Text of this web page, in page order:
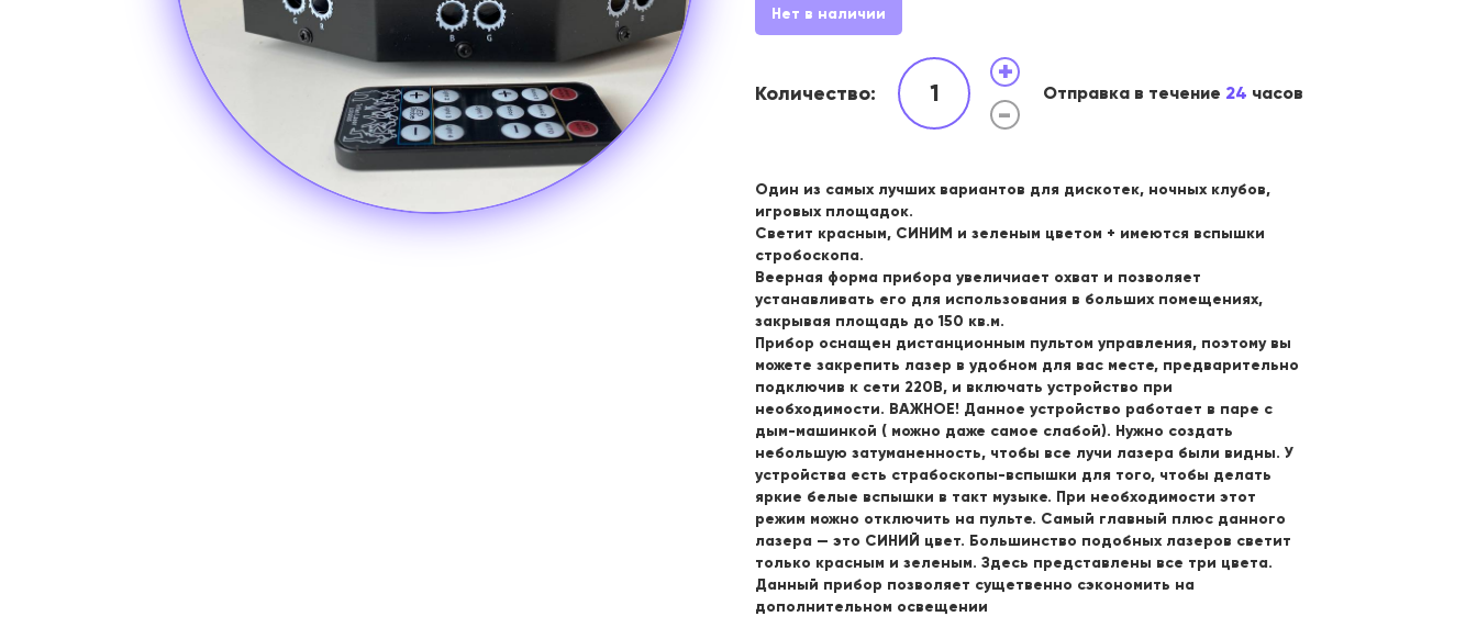
Нет в наличии
Количество: 1
+
-
Отправка в течение 24 часов
Один из самых лучших вариантов для дискотек, ночных клубов,
игровых площадок.
Светит красным, СИНИМ и зеленым цветом + имеются вспышки
стробоскопа.
Веерная форма прибора увеличиает охват и позволяет
устанавливать его для использования в больших помещениях,
закрывая площадь до 150 кв.м.
Прибор оснащен дистанционным пультом управления, поэтому вы
можете закрепить лазер в удобном для вас месте, предварительно
подключив к сети 220В, и включать устройство при
необходимости. ВАЖНОЕ! Данное устройство работает в паре с
дым-машинкой ( можно даже самое слабой). Нужно создать
небольшую затуманенность, чтобы все лучи лазера были видны. У
устройства есть страбоскопы-вспышки для того, чтобы делать
яркие белые вспышки в такт музыке. При необходимости этот
режим можно отключить на пульте. Самый главный плюс данного
лазера — это СИНИЙ цвет. Большинство подобных лазеров светит
только красным и зеленым. Здесь представлены все три цвета.
Данный прибор позволяет сущетвенно сэкономить на
дополнительном освещении